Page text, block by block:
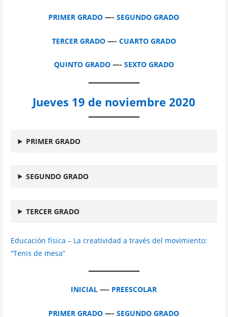
PRIMER GRADO —-SEGUNDO GRADO
TERCER GRADO—- CUARTO GRADO
QUINTO GRADO—- SEXTO GRADO
Jueves 19 de noviembre 2020
PRIMER GRADO
SEGUNDO GRADO
TERCER GRADO
Educación física – La creatividad a través del movimiento:
“Tenis de mesa”
INICIAL—- PREESCOLAR
PRIMER GRADO —-SEGUNDO GRADO